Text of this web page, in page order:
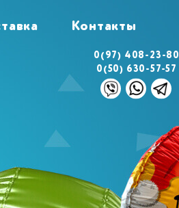
Контакты
0(97) 408-23-80
0(50) 630-57-57